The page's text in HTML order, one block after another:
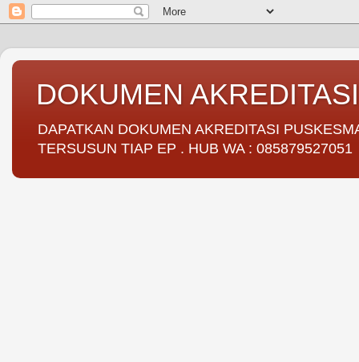
DOKUMEN
DAPATKAN DOKUMEN AKREDITASI
TERSUSUN TIAP EP . HUB WA : 085879527051